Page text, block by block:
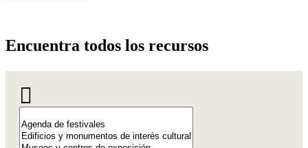
Encuentra todos los recursos